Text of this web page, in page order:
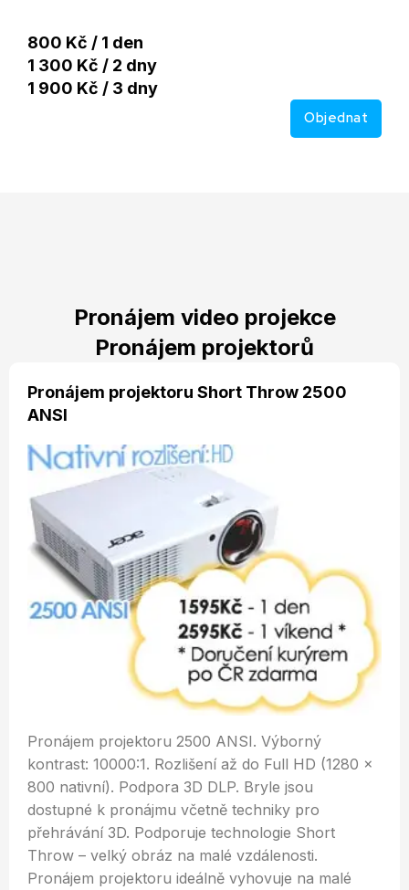
800 Kč / 1 den
1 300 Kč / 2 dny
1 900 Kč / 3 dny
Objednat
Pronájem video projekce
Pronájem projektorů
Pronájem projektoru Short Throw 2500
ANSI
Pronájem projektoru 2500 ANSI. Výborný
kontrast: 10000:1. Rozlišení až do Full HD (1280 x
800 nativní). Podpora 3D DLP. Bryle jsou
dostupné k pronájmu včetně techniky pro
přehrávání 3D. Podporuje technologie Short
Throw – velký obráz na malé vzdálenosti.
Pronájem projektoru ideálně vyhovuje na malé